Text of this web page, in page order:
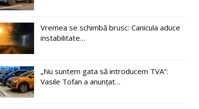
Vremea se schimbă brusc: Canicula aduce
instabilitate…
„Nu suntem gata să introducem TVA”:
Vasile Tofan a anunțat…